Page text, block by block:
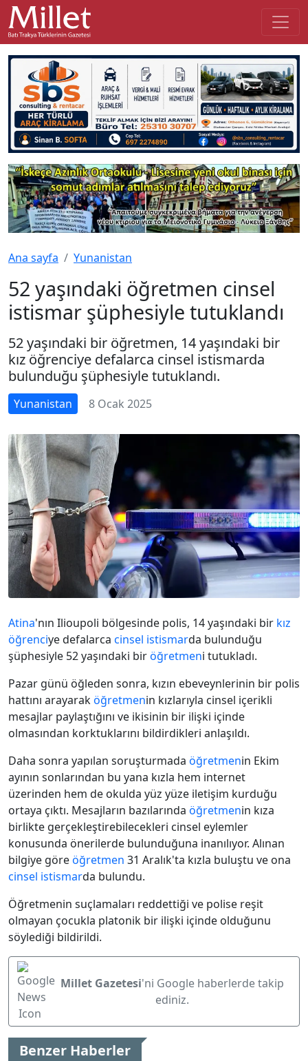
Ana sayfa Yunanistan
52 yaşındaki öğretmen cinsel
istismar şüphesiyle tutuklandı
52 yaşındaki bir öğretmen, 14 yaşındaki bir
kız öğrenciye defalarca cinsel istismarda
bulunduğu şüphesiyle tutuklandı.
Yunanistan 8 Ocak 2025
Atina'nın Ilioupoli bölgesinde polis, 14 yaşındaki bir kız
öğrenciye defalarca cinsel istismarda bulunduğu
şüphesiyle 52 yaşındaki biröğretmeni tutukladı.
Pazar günü öğleden sonra, kızın ebeveynlerinin bir polis
hattını arayaraköğretmenin kızlarıyla cinsel içerikli
mesajlar paylaştığını ve ikisinin bir ilişki içinde
olmasından korktuklarını bildirdikleri anlaşıldı.
Daha sonra yapılan soruşturmada öğretmenin Ekim
ayının sonlarından bu yana kızla hem internet
üzerinden hem de okulda yüz yüze iletişim kurduğu
ortaya çıktı. Mesajların bazılarında öğretmenin kıza
birlikte gerçekleştirebilecekleri cinsel eylemler
konusunda önerilerde bulunduğuna inanılıyor. Alınan
bilgiye göreöğretmen 31 Aralık'ta kızla buluştu ve ona
cinsel istismarda bulundu.
Öğretmenin suçlamaları reddettiği ve polise reşit
olmayan çocukla platonik bir ilişki içinde olduğunu
söylediği bildirildi.
Millet Gazetesi'ni Google haberlerde takip
ediniz.
Benzer Haberler